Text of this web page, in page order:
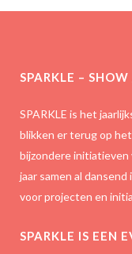
SPARKLE –
SPARKLE is het
blikken er terug op
bijzondere initiatieven
jaar samen al
voor projecten en
SPARKLE IS EEN